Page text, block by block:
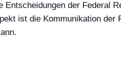
der Federal
ist die Kommunikation